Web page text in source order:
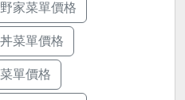
家菜單價格
菜單價格
單價格